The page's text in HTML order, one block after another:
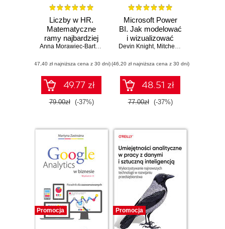
Liczby w HR.
Matematyczne
ramy najbardziej
ludzkiej częściAnna Morawiec-Bartosik
(47,40 zł najniższa cena z 30 dni)
49.77 zł
79.00zł (-37%)
Microsoft Power
BI. Jak modelować
i wizualizować
dane oraz
cyfrowe. Wydanie
II
Devin Knight, Mitchell Pearson
(46,20 zł najniższa cena z 30 dni)
48.51 zł
77.00zł (-37%)
Promocja Promocja